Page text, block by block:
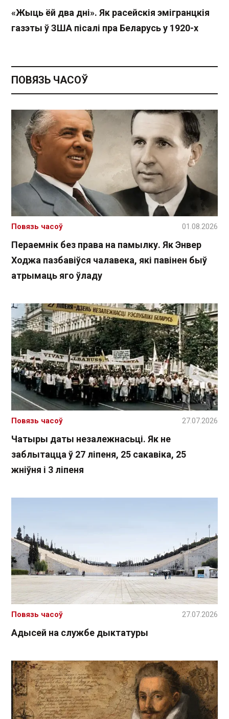
«Жыць ёй два дні». Як расейскія эмігранцкія
газэты ў ЗША пісалі пра Беларусь у 1920-х
ПОВЯЗЬ ЧАСОЎ
Пераемнік без права на памылку. Як Энвер
Ходжа пазбавіўся чалавека, які павінен быў
атрымаць яго ўладу
Повязь часоў 01.08.2026
Чатыры даты незалежнасьці. Як не
заблытацца ў 27 ліпеня, 25 сакавіка, 25
жніўня і 3 ліпеня
Повязь часоў 27.07.2026
Адысей на службе дыктатуры
Повязь часоў 27.07.2026